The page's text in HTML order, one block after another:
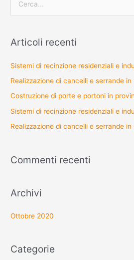
cArticoli recenti
Sistemi di recinzione residenziali e
Realizzazione di cancelli e serrande
Costruzione di porte e portoni in
Sistemi di recinzione residenziali e
Realizzazione di cancelli e serrande
Commenti recenti
Archivi
Ottobre 2020
Categorie